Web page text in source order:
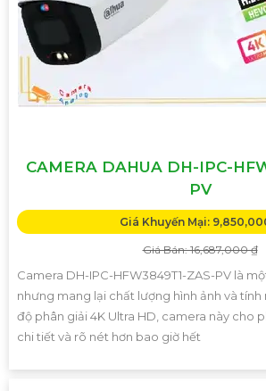
CAMERA DAHUA DH-IPC-
PV
Giá Khuyến Mại:
Giá Bán: 16,687,000 ₫
Camera DH-IPC-HFW3849T1-ZAS-PV là
nhưng mang lại chất lượng hình ảnh và tính
độ phân giải 4K Ultra HD, camera này cho
chi tiết và rõ nét hơn bao giờ hết